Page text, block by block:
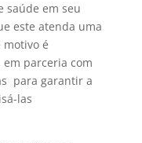
saúde em seu
este atenda uma
motivo é
em parceria com
para garantir a
las